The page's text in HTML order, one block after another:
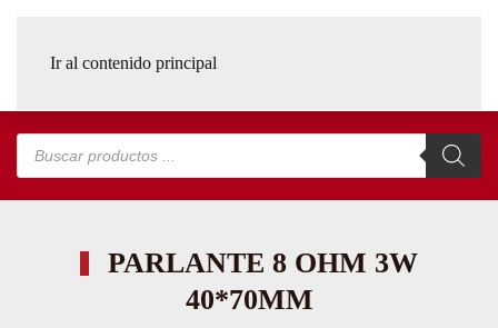
Ir al contenido principal
Búsqueda
productos
PARLANTE 8 OHM 3W
40*70MM